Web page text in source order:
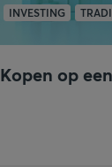
INVESTING
Kopen op